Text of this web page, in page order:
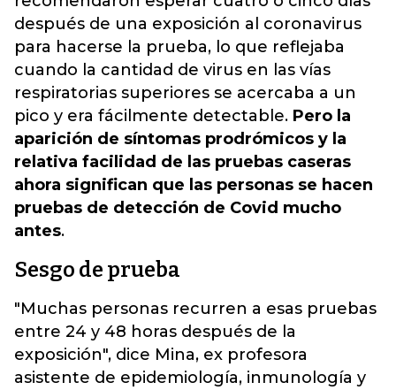
después de una exposición al coronavirus
para hacerse la prueba, lo que reflejaba
cuando la cantidad de virus en las vías
respiratorias superiores se acercaba a un
pico y era fácilmente detectable. Pero la
aparición de síntomas prodrómicos y la
relativa facilidad de las pruebas caseras
ahora significan que las personas se hacen
pruebas de detección de Covid mucho
antes.
Sesgo de prueba
"Muchas personas recurren a esas pruebas
entre 24 y 48 horas después de la
exposición", dice Mina, ex profesora
asistente de epidemiología, inmunología y